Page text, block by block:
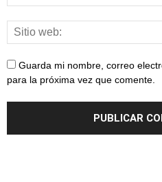
Guarda mi nombre, correo
para la próxima vez que comente.